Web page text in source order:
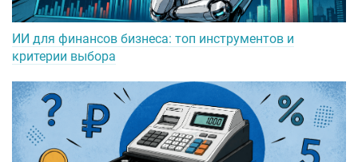
ИИ для финансов бизнеса: топ инструментов и
критерии выбора